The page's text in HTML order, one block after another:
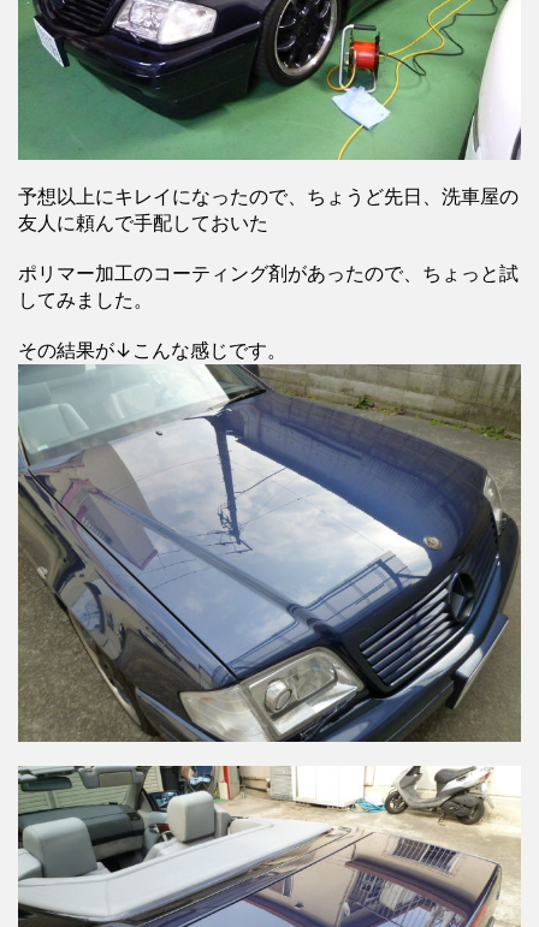
予想以上にキレイになったので、ちょうど先日、洗車屋の
友人に頼んで手配しておいた
ポリマー加工のコーティング剤があったので、ちょっと試
してみました。
その結果が↓こんな感じです。